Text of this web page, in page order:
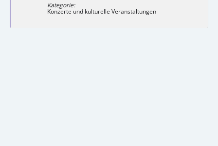
Kategorie:
Konzerte und kulturelle Veranstaltungen